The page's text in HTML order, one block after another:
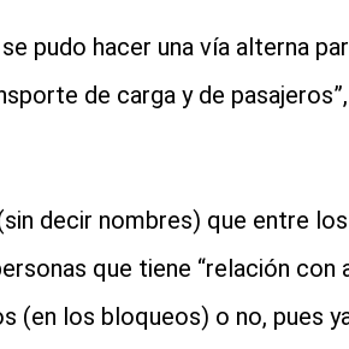
pudo hacer una vía alterna
de carga y de
decir nombres) que entre los
que tiene “relación
(en los bloqueos) o no, pues